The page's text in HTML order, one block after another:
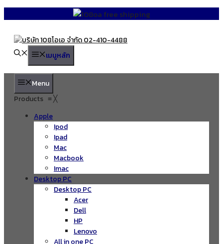
content
เมนูหลัก
Menu
Products ≡╳
Apple
Ipod
Ipad
Mac
Macbook
Imac
Desktop PC
Desktop PC
Acer
Dell
HP
Lenovo
All in one PC